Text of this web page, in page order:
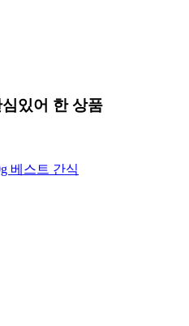
있어 한 상품
베스트 간식